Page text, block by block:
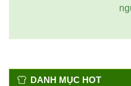
DANH MỤC HOT